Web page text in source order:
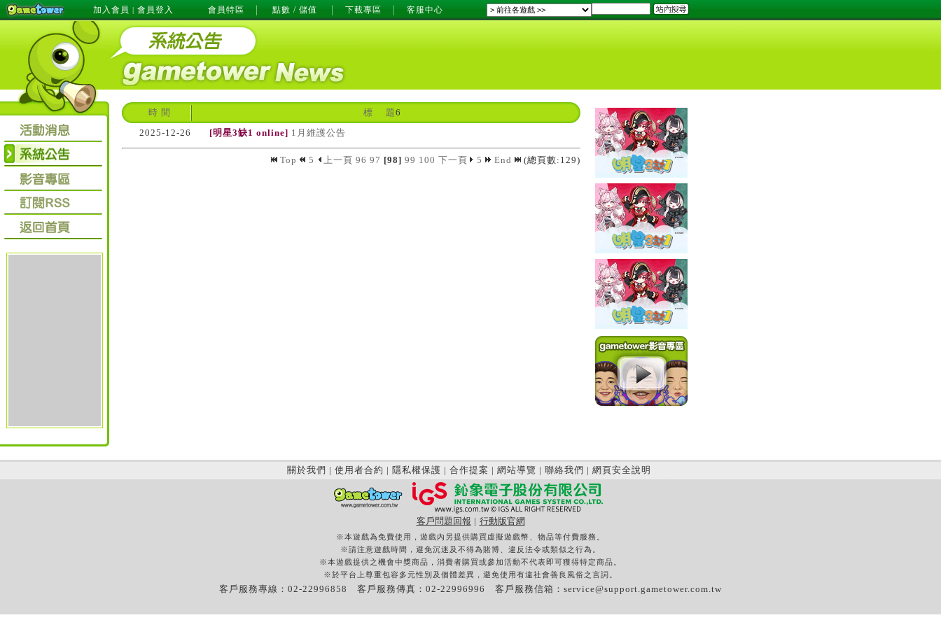
加入會員 | 會員登入 會員特區 點數 / 儲值 下載專區 客服中心
時 間 標 題6
2025-12-26
[明星3缺1 online] 1月維護公告
Top 5 上一頁 96 97 [98] 99 100 下一頁 5 End (總頁數:129)
關於我們 | 使用者合約 | 隱私權保護 | 合作提案 | 網站導覽 | 聯絡我們 | 網頁安全說明
客戶問題回報 | 行動版官網
※本遊戲為免費使用，遊戲內另提供購買虛擬遊戲幣、物品等付費服務。
※請注意遊戲時間，避免沉迷及不得為賭博、違反法令或類似之行為。
※本遊戲提供之機會中獎商品，消費者購買或參加活動不代表即可獲得特定商品。
※於平台上尊重包容多元性別及個體差異，避免使用有違社會善良風俗之言詞。
客戶服務專線：02-22996858 客戶服務傳真：02-22996996 客戶服務信箱： service@support.gametower.com.tw